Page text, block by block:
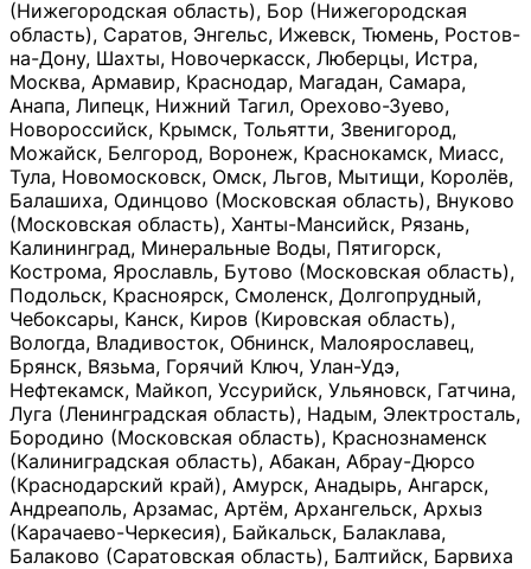
(Нижегородская область), Бор (Нижегородская
область), Саратов, Энгельс, Ижевск, Тюмень, Ростов-
на-Дону, Шахты, Новочеркасск, Люберцы, Истра,
Москва, Армавир, Краснодар, Магадан, Самара,
Анапа, Липецк, Нижний Тагил, Орехово-Зуево,
Новороссийск, Крымск, Тольятти, Звенигород,
Можайск, Белгород, Воронеж, Краснокамск, Миасс,
Тула, Новомосковск, Омск, Льгов, Мытищи, Королёв,
Балашиха, Одинцово (Московская область), Внуково
(Московская область), Ханты-Мансийск, Рязань,
Калининград, Минеральные Воды, Пятигорск,
Кострома, Ярославль, Бутово (Московская область),
Подольск, Красноярск, Смоленск, Долгопрудный,
Чебоксары, Канск, Киров (Кировская область),
Вологда, Владивосток, Обнинск, Малоярославец,
Брянск, Вязьма, Горячий Ключ, Улан-Удэ,
Нефтекамск, Майкоп, Уссурийск, Ульяновск, Гатчина,
Луга (Ленинградская область), Надым, Электросталь,
Бородино (Московская область), Краснознаменск
(Калиниградская область), Абакан, Абрау-Дюрсо
(Краснодарский край), Амурск, Анадырь, Ангарск,
Андреаполь, Арзамас, Артём, Архангельск, Архыз
(Карачаево-Черкесия), Байкальск, Балаклава,
Балаково (Саратовская область), Балтийск, Барвиха